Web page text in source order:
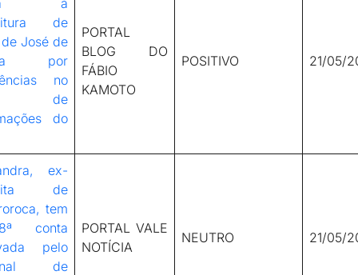
à
de
José de
por
no
de
do
PORTAL
BLOG DO
FÁBIO
KAMOTO
POSITIVO 21/05/
ex-
de
tem
conta
pelo
de
PORTAL VALE
NOTÍCIA
NEUTRO 21/05/